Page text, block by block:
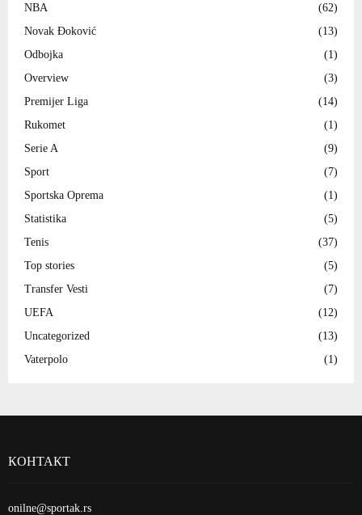
NBA
(62)
Novak Đoković
(13)
Odbojka
(1)
Overview
(3)
Premijer Liga
(14)
Rukomet
(1)
Serie A
(9)
Sport
(7)
Sportska Oprema
(1)
Statistika
(5)
Tenis
(37)
Top stories
(5)
Transfer Vesti
(7)
UEFA
(12)
Uncategorized
(13)
Vaterpolo
(1)
КОНТАКТ
onilne@sportak.rs